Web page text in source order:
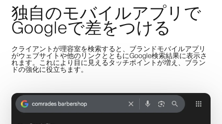
独自のモバイルアプリで
Googleで差をつける
クライアントが理容室を検索すると、ブランドモバイルアプリ
がウェブサイトや他のリンクとともにGoogle検索結果に表示さ
れます。これにより目に見えるタッチポイントが増え、ブラン
ドの強化に役立ちます。